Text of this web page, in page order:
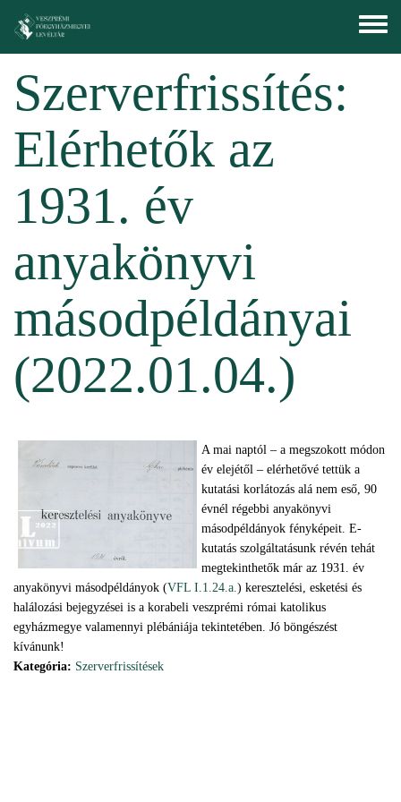
Toggle
menu
Szerverfrissítés:
Elérhetők az
1931. év
anyakönyvi
másodpéldányai
(2022.01.04.)
A mai naptól – a megszokott módon
év elejétől – elérhetővé tettük a
kutatási korlátozás alá nem eső, 90
évnél régebbi anyakönyvi
másodpéldányok fényképeit. E-
kutatás szolgáltatásunk révén tehát
megtekinthetők már az 1931. év
anyakönyvi másodpéldányok (VFL I.1.24.a.) keresztelési, esketési és
halálozási bejegyzései is a korabeli veszprémi római katolikus
egyházmegye valamennyi plébániája tekintetében. Jó böngészést
kívánunk!
Kategória: Szerverfrissítések